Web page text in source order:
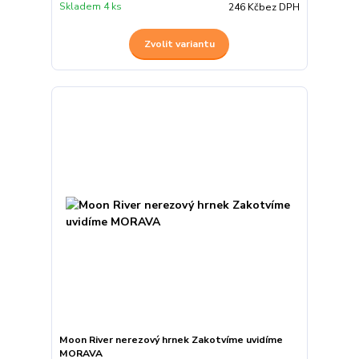
246 Kčbez DPH
Skladem 4 ks
Zvolit variantu
Moon River nerezový hrnek Zakotvíme uvidíme
MORAVA